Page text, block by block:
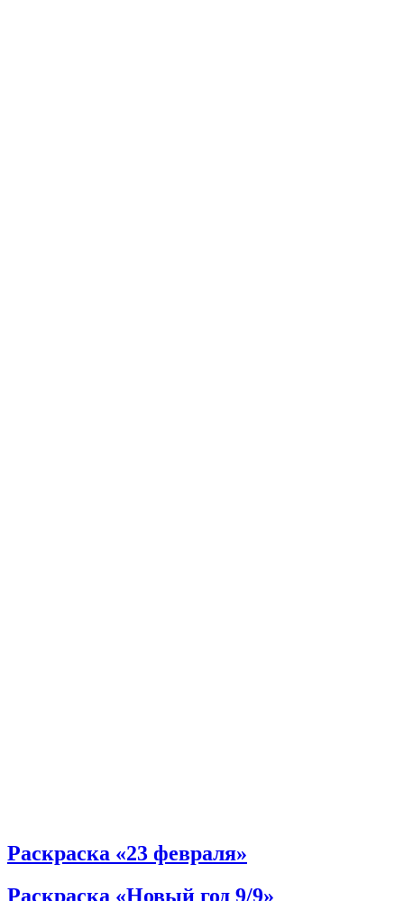
Раскраска «23 февраля»
Раскраска «Новый год 9/9»